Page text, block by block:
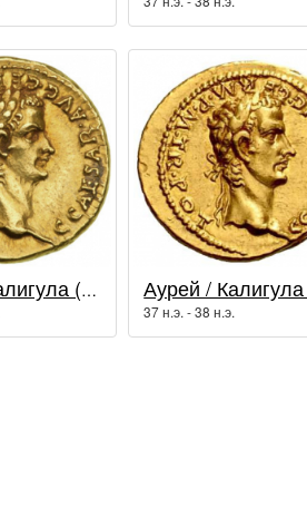
Аурей / Калигула (37 - 41 гг.)
37 н.э. - 38 н.э.